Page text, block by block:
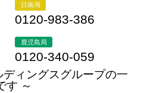
日南局
0120-983-386
鹿児島局
0120-340-059
ィングスグループの一
す ～